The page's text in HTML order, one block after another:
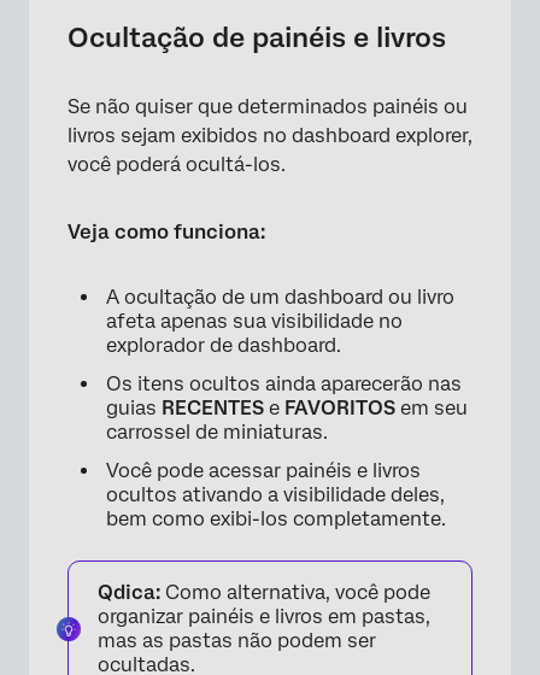
Ocultação de painéis e livros
Se não quiser que determinados painéis ou
livros sejam exibidos no dashboard explorer,
você poderá ocultá-los.
Veja como funciona:
A ocultação de um dashboard ou livro
afeta apenas sua visibilidade no
explorador de dashboard.
Os itens ocultos ainda aparecerão nas
guias RECENTES e FAVORITOS em seu
carrossel de miniaturas.
Você pode acessar painéis e livros
ocultos ativando a visibilidade deles,
bem como exibi-los completamente.
Qdica: Como alternativa, você pode
organizar painéis e livros em pastas,
mas as pastas não podem ser
ocultadas.